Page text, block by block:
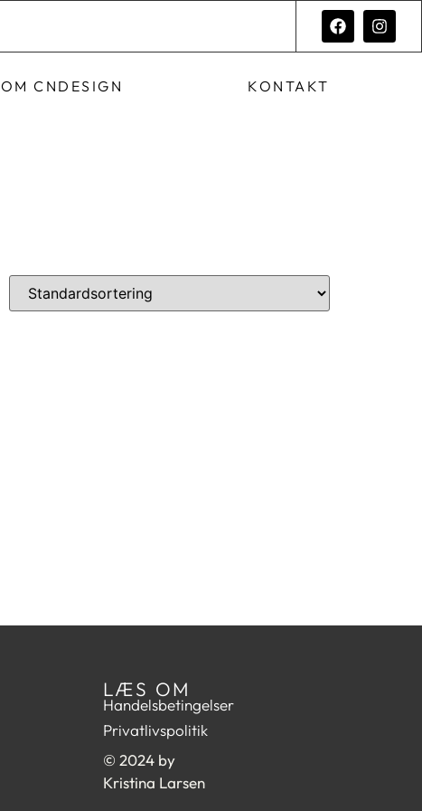
OM CNDESIGN KONTAKT
LÆS OM
Handelsbetingelser
Privatlivspolitik
© 2024 by
Kristina Larsen